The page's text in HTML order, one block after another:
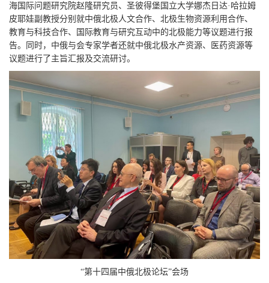
海国际问题研究院赵隆研究员、圣彼得堡国立大学娜杰日达·哈拉姆
皮耶娃副教授分别就中俄北极人文合作、北极生物资源利用合作、
教育与科技合作、国际教育与研究互动中的北极能力等议题进行报
告。同时，中俄与会专家学者还就中俄北极水产资源、医药资源等
议题进行了主旨汇报及交流研讨。
“第十四届中俄北极论坛”会场